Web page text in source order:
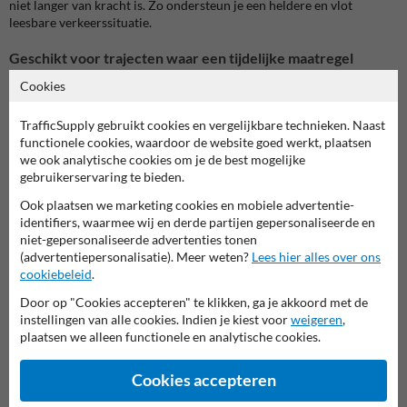
niet langer van kracht is. Zo ondersteun je een heldere en vlot
leesbare verkeerssituatie.
Geschikt voor trajecten waar een tijdelijke maatregel
eindigt
Dit verbodsbord komt goed tot zijn recht op wegdelen waar een
traject geldt. Denk aan bochtige zones, hellingen, smalle rijbanen of
andere locaties waar vrachtverkeer tijdelijk niet mocht inhalen.
Zodra de situatie opnieuw veiliger of overzichtelijker wordt, helpt dit
bord om het einde van die maatregel duidelijk aan te geven.
Meer leesbaarheid voor chauffeurs en wegbeheerders
Een goed geplaatst C41 verkeersbord maakt voor bestuurders
meteen duidelijk dat het eerdere verbod voorbij is. Dat vermindert
twijfel, voorkomt onnodig terughoudend rijgedrag en draagt bij aan
De plaatsing van een verkeersbord C41 helpt om:
bestuurders tijdig te informeren over het einde van een
inhaalverbod voor zwaar verkeer
de leesbaarheid van het traject te verbeteren
Cookies
TrafficSupply gebruikt cookies en vergelijkbare technieken. Naast
functionele cookies, waardoor de website goed werkt, plaatsen
we ook analytische cookies om je de best mogelijke
gebruikerservaring te bieden.
Ook plaatsen we marketing cookies en mobiele advertentie-
identifiers, waarmee wij en derde partijen gepersonaliseerde en
niet-gepersonaliseerde advertenties tonen
(advertentiepersonalisatie). Meer weten? Lees hier alles over ons
cookiebeleid.
Door op "Cookies accepteren" te klikken, ga je akkoord met de
instellingen van alle cookies. Indien je kiest voorweigeren,
plaatsen we alleen functionele en analytische cookies.
Cookies accepteren